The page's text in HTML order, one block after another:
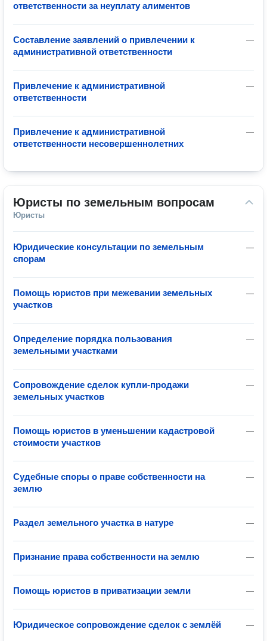
ответственности за неуплату алиментов
—
Составление заявлений о привлечении к
административной ответственности
—
Привлечение к административной
ответственности
—
Привлечение к административной
ответственности несовершеннолетних
Юристы по земельным вопросам
Юристы
—
Юридические консультации по земельным
спорам
—
Помощь юристов при межевании земельных
участков
—
Определение порядка пользования
земельными участками
—
Сопровождение сделок купли-продажи
земельных участков
—
Помощь юристов в уменьшении кадастровой
стоимости участков
—
Судебные споры о праве собственности на
землю
—
Раздел земельного участка в натуре
—
Признание права собственности на землю
—
Помощь юристов в приватизации земли
—
Юридическое сопровождение сделок с землёй